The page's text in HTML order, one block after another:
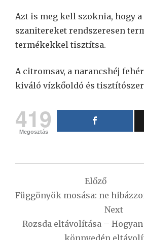
Azt is meg kell szoknia, hogy a
szanitereket rendszeresen
termékekkel tisztítsa.
A citromsav, a narancshéj
kiváló vízkőoldó és
419
Megosztás
Bejegyzés
navigáció
Előző
Függönyök mosása: ne
Next
Rozsda eltávolítása –
könnyedén